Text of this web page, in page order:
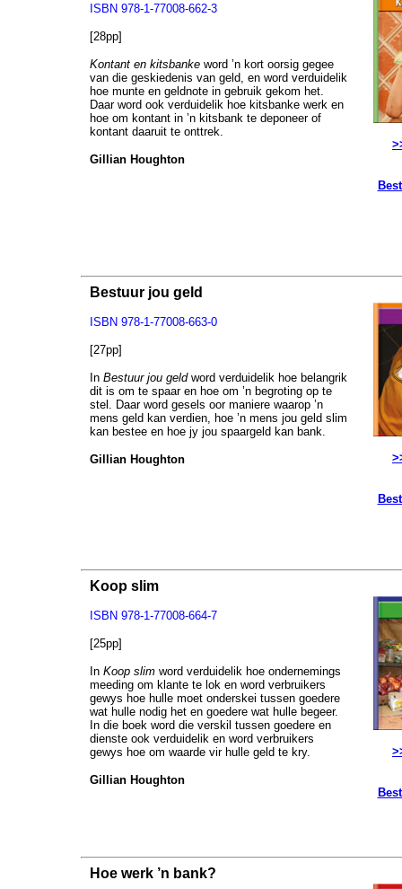
ISBN 978-1-77008-662-3
[28pp]
Kontant en kitsbanke word ’n kort oorsig gegee
van die geskiedenis van geld, en word verduidelik
hoe munte en geldnote in gebruik gekom het.
Daar word ook verduidelik hoe kitsbanke werk en
hoe om kontant in ’n kitsbank te deponeer of
kontant daaruit te onttrek.
Gillian Houghton
Bestuur jou geld
ISBN 978-1-77008-663-0
[27pp]
In Bestuur jou geldword verduidelik hoe belangrik
dit is om te spaar en hoe om ’n begroting op te
stel. Daar word gesels oor maniere waarop ’n
mens geld kan verdien, hoe ’n mens jou geld slim
kan bestee en hoe jy jou spaargeld kan bank.
Gillian Houghton
Koop slim
ISBN 978-1-77008-664-7
[25pp]
In Koop slim word verduidelik hoe ondernemings
meeding om klante te lok en word verbruikers
gewys hoe hulle moet onderskei tussen goedere
wat hulle nodig het en goedere wat hulle begeer.
In die boek word die verskil tussen goedere en
dienste ook verduidelik en word verbruikers
gewys hoe om waarde vir hulle geld te kry.
Gillian Houghton
Hoe werk ’n bank?